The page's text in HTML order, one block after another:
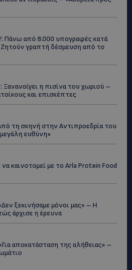
Πάνω από 8.000 υπογραφές κατά
γραπτή δέσμευση από το
Ξανανοίγει η πισίνα του χωριού –
και επισκέπτες
τη σκηνή στην Αντιπροεδρία του
ευθύνη»
να καινοτομεί με το Arla Protein Food
ξεκινήσαμε μόνοι μας» – Η
άρχισε η έρευνα
αποκατάσταση της αλήθειας» –